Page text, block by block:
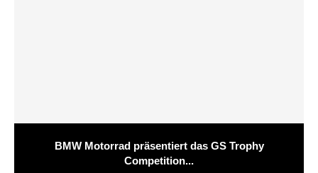
BMW Motorrad präsentiert das GS Trophy
Competition...